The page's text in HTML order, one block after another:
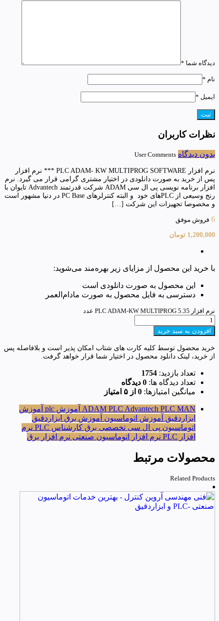
دیدگاه شما *
نام *
ایمیل *
نظرات کاربران
بدون دیدگاه User Comments
نرم افزار PLC ADAM- KW MULTIPROG SOFTWARE *** نرم افزار
پس از خرید به صورت دانلودی در اختیار مشتری گرامی قرار می گیرد. نرم
افزار برنامه نویسی پی ال سی ADAM شرکت قدرتمند Advantech تایوان با
رنج وسیعی از PLCهای خود و البته کنترلرهای PC Base در دنیا مشهور است
و مخصوصا تجهیزات این شرکت […]
6 فروش موفق
1,200,000 تومان
با خرید این محصول از مزایای زیر بهره‌مند می‌شوید:
این محصول به صورت دانلودی است
دسترسی به فایل محصول به صورت مادام‌العمر
نرم افزار PLC ADAM-KW MULTIPROG 5.35 عدد
افزودن به سبد خرید
خرید محصول توسط کلیه کارت های شتاب امکان پذیر است و بلافاصله پس
از خرید، لینک دانلود محصول در اختیار شما قرار خواهد گرفت.
تعداد بازدید: 1754
تعداد دیدگاه ها: 0 دیدگاه
میانگین امتیازها: 0 از ۵ امتیاز
ADAM PLC Advantech PLC MAN آموزش plc
آموزش
ابزاردقیق آموزش اتوماسیون آموزش برق ابزاردقیق
اتوماسیون پی ال سی تخصصی برق کارشناس PLC
نرم
افزار PLC
نرم افزار اتوماسیون صنعتی نرم افزار برق
محصولات مرتبط
Related Products